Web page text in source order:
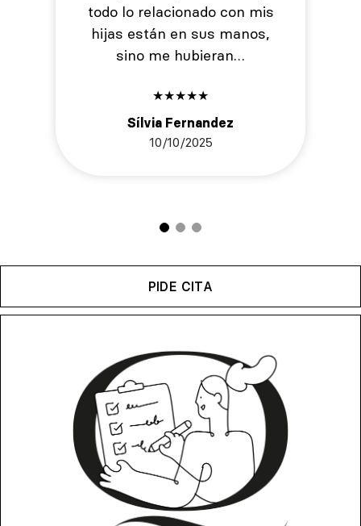
todo lo relacionado con mis
hijas están en sus manos,
sino me hubieran…
★★★★★
Sílvia Fernandez
10/10/2025
PIDE CITA